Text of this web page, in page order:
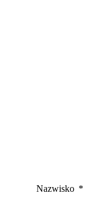
Nazwisko
bardziej cenne
wraz z